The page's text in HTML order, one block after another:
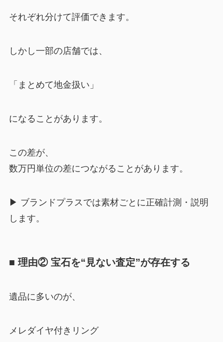
それぞれ分けて評価できます。
しかし一部の店舗では、
「まとめて地金扱い」
になることがあります。
この差が、
数万円単位の差につながることがあります。
▶︎ ブランドプラスでは素材ごとに正確計測・説明
します。
■ 理由② 宝石を“見ない査定”が存在する
遺品に多いのが、
メレダイヤ付きリング